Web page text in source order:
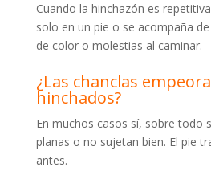
Cuando la hinchazón es
solo en un pie o se acompaña
de color o molestias al caminar.
¿Las chanclas
hinchados?
En muchos casos sí, sobre todo
planas o no sujetan bien. El pie
antes.